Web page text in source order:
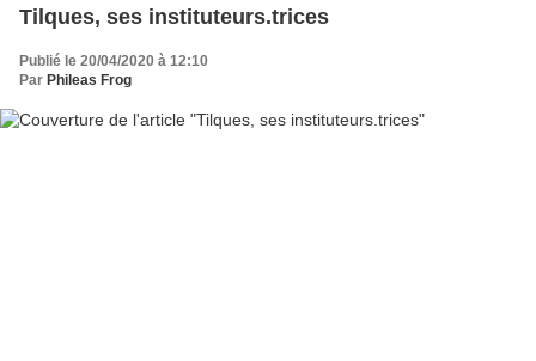
Tilques, ses instituteurs.trices
Publié le 20/04/2020 à 12:10
Par Phileas Frog